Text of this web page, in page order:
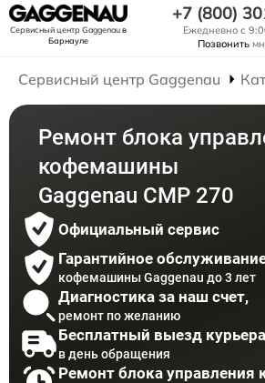
Сервисный центр Gaggenauв
Барнауле
+7 (800)
Ежедневно с
Позвонить
Сервисный центр Gaggenau
Ремонт блока
кофемашины
Gaggenau CMP 270
Официальный сервис
Гарантийное
кофемашины Gaggenau до 3 лет
Диагностика за наш счет,
ремонт по желанию
Бесплатный выезд курьера
в день обращения
Ремонт блока